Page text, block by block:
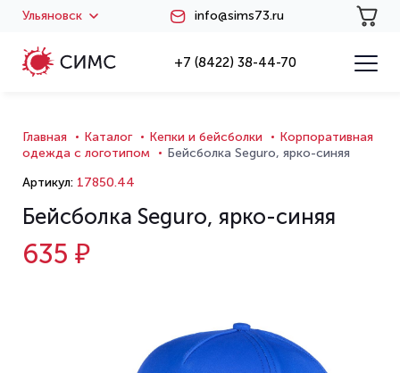
Ульяновск info@sims73.ru
+7 (8422) 38-44-70
Главная Каталог Кепки и бейсболки
Корпоративная
одежда с логотипом
Бейсболка Seguro, ярко-синяя
Артикул: 17850.44
Бейсболка Seguro, ярко-синяя
635 ₽